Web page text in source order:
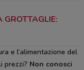
GROTTAGLIE:
e l’alimentazione del
prezzi? Non conosci